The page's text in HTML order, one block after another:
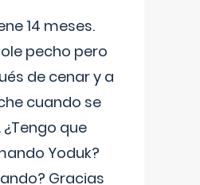
14 meses.
pecho pero
de cenar y a
cuando se
que
Yoduk?
Gracias